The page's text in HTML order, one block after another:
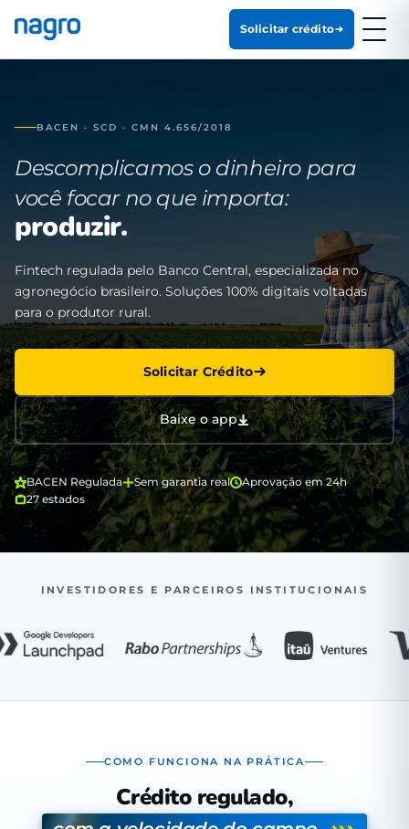
Solicitar crédito
BACEN · SCD · CMN 4.656/2018
Descomplicamos o dinheiro para
você focar no que importa:
produzir.
Fintech regulada pelo Banco Central, especializada no
agronegócio brasileiro. Soluções 100% digitais voltadas
para o produtor rural.
Solicitar Crédito
Baixe o app
BACEN Regulada Sem garantia real
Aprovação em 24h
27 estados
INVESTIDORES E PARCEIROS INSTITUCIONAIS
COMO FUNCIONA NA PRÁTICA
Crédito regulado,